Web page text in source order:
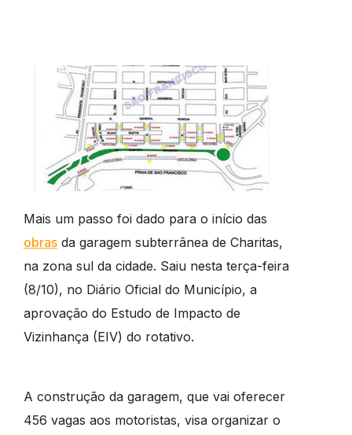
Mais um passo foi dado para o início das
obrasda garagem subterrânea de Charitas,
na zona sul da cidade. Saiu nesta terça-feira
(8/10), no Diário Oficial do Município, a
aprovação do Estudo de Impacto de
Vizinhança (EIV) do rotativo.
A construção da garagem, que vai oferecer
456 vagas aos motoristas, visa organizar o